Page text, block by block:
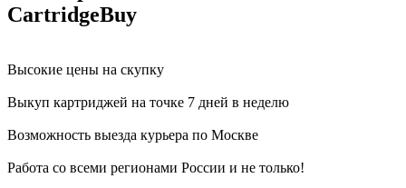
CartridgeBuy
Высокие цены на скупку
Выкуп картриджей на точке 7 дней в неделю
Возможность выезда курьера по Москве
Работа со всеми регионами России и не только!